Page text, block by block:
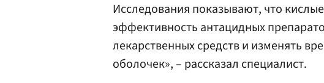
Исследования показывают, что
эффективность антацидных
лекарственных средств и изменять
оболочек», – рассказал специалист.